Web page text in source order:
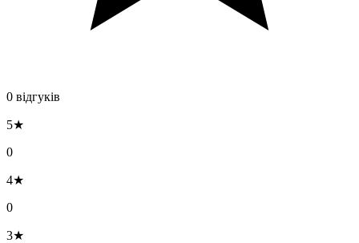
0 відгуків
5★
0
4★
0
3★